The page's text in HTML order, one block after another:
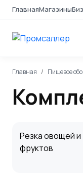
ГлавнаяМагазины
Главная Пищевое
Резка овощей и
фруктов